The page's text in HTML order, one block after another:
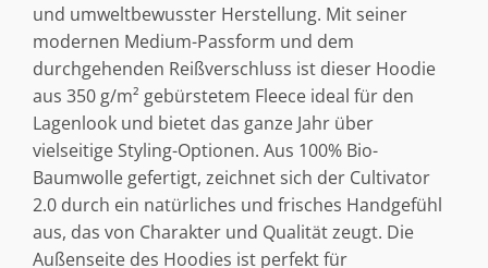
und umweltbewusster Herstellung. Mit seiner
modernen Medium-Passform und dem
durchgehenden Reißverschluss ist dieser Hoodie
aus 350 g/m² gebürstetem Fleece ideal für den
Lagenlook und bietet das ganze Jahr über
vielseitige Styling-Optionen. Aus 100% Bio-
Baumwolle gefertigt, zeichnet sich der Cultivator
2.0 durch ein natürliches und frisches Handgefühl
aus, das von Charakter und Qualität zeugt. Die
Außenseite des Hoodies ist perfekt für